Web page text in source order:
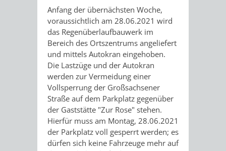
Anfang der übernächsten Woche,
voraussichtlich am 28.06.2021 wird
das Regenüberlaufbauwerk im
Bereich des Ortszentrums angeliefert
und mittels Autokran eingehoben.
Die Lastzüge und der Autokran
werden zur Vermeidung einer
Vollsperrung der Großsachsener
Straße auf dem Parkplatz gegenüber
der Gaststätte "Zur Rose" stehen.
Hierfür muss am Montag, 28.06.2021
der Parkplatz voll gesperrt werden; es
dürfen sich keine Fahrzeuge mehr auf